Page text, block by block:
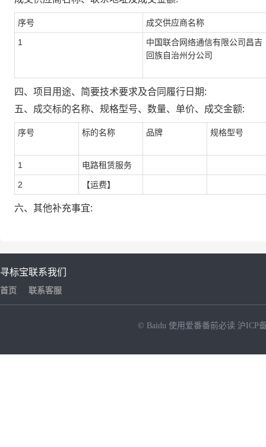
序号 成交供应商名称
1
中国联合网络通信有限公司昌吉
回族自治州分公司
四、项目用途、简要技术要求及合同履行日期:
五、成交标的名称、规格型号、数量、单价、成交金额:
序号 标的名称 品牌 规格型号
1 电路租赁服务
2 【运费】
六、其他补充事宜:
寻标宝
首页
联系我们
联系客服
© Baidu 使用爱番番前必读 沪ICP